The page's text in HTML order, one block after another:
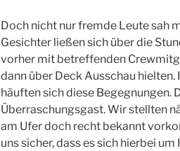
Doch nicht nur fremde Leute sah
Gesichter ließen sich über die
vorher mit betreffenden
dann über Deck Ausschau
häuften sich diese Begegnungen.
Überraschungsgast. Wir stellten
am Ufer doch recht bekannt
uns sicher, dass es sich hierbei